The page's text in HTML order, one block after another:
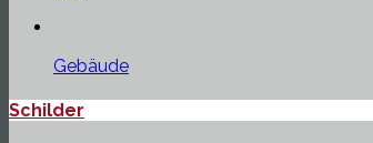
Gebäude
Schilder